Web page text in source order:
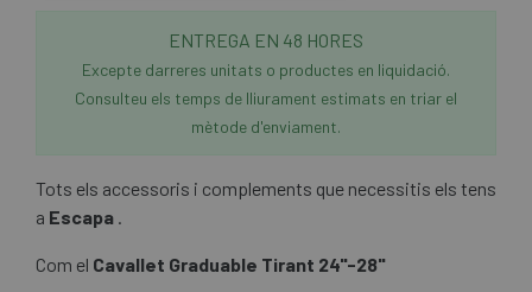
ENTREGA EN 48 HORES
Excepte darreres unitats o productes en liquidació.
Consulteu els temps de lliurament estimats en triar el
mètode d'enviament.
Tots els accessoris i complements que necessitis els tens
a Escapa .
Com el Cavallet Graduable Tirant 24"-28"